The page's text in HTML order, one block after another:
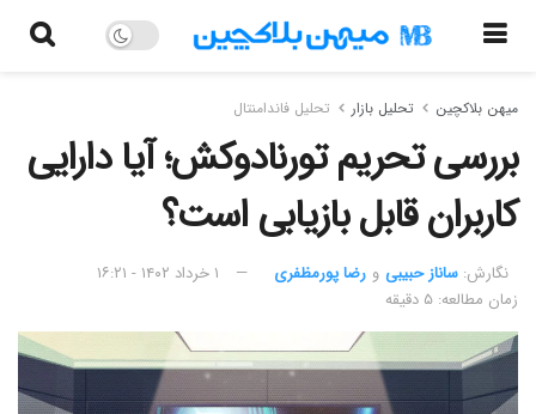
میهن بلاکچین تحلیل بازار تحلیل فاندامنتال
بررسی تحریم تورنادوکش؛ آیا دارایی
کاربران قابل بازیابی است؟
نگارش:‌ ساناز حبیبی و رضا پورمظفری
۱ خرداد ۱۴۰۲ - ۱۶:۲۱
زمان مطالعه: ۵ دقیقه